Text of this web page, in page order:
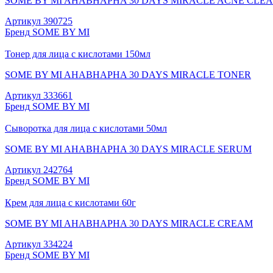
Артикул 390725
Бренд SOME BY MI
Тонер для лица с кислотами 150мл
SOME BY MI AHABHAPHA 30 DAYS MIRACLE TONER
Артикул 333661
Бренд SOME BY MI
Сыворотка для лица с кислотами 50мл
SOME BY MI AHABHAPHA 30 DAYS MIRACLE SERUM
Артикул 242764
Бренд SOME BY MI
Крем для лица с кислотами 60г
SOME BY MI AHABHAPHA 30 DAYS MIRACLE CREAM
Артикул 334224
Бренд SOME BY MI